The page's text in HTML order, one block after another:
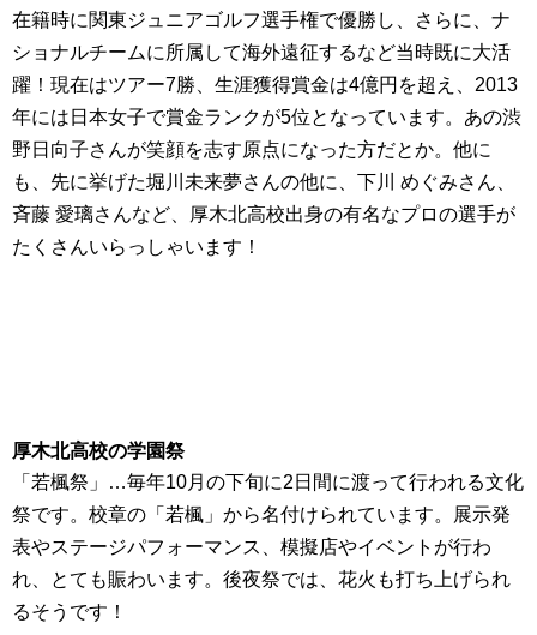
在籍時に関東ジュニアゴルフ選手権で優勝し、さらに、ナ
ショナルチームに所属して海外遠征するなど当時既に大活
躍！現在はツアー7勝、生涯獲得賞金は4億円を超え、2013
年には日本女子で賞金ランクが5位となっています。あの渋
野日向子さんが笑顔を志す原点になった方だとか。他に
も、先に挙げた堀川未来夢さんの他に、下川 めぐみさん、
斉藤 愛璃さんなど、厚木北高校出身の有名なプロの選手が
たくさんいらっしゃいます！
厚木北高校の学園祭
「若楓祭」…毎年10月の下旬に2日間に渡って行われる文化
祭です。校章の「若楓」から名付けられています。展示発
表やステージパフォーマンス、模擬店やイベントが行わ
れ、とても賑わいます。後夜祭では、花火も打ち上げられ
るそうです！